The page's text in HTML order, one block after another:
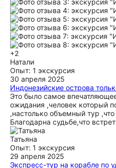
+2
Натали
Опыт: 1 экскурсия
30 апреля 2025
Индонезийские острова
Это было самое
ожидания ,человек который
,настолько объемный тур
Благодарна судьбе,что
Татьяна
Опыт: 1 экскурсия
29 апреля 2025
Экспресс-тур на корабле по